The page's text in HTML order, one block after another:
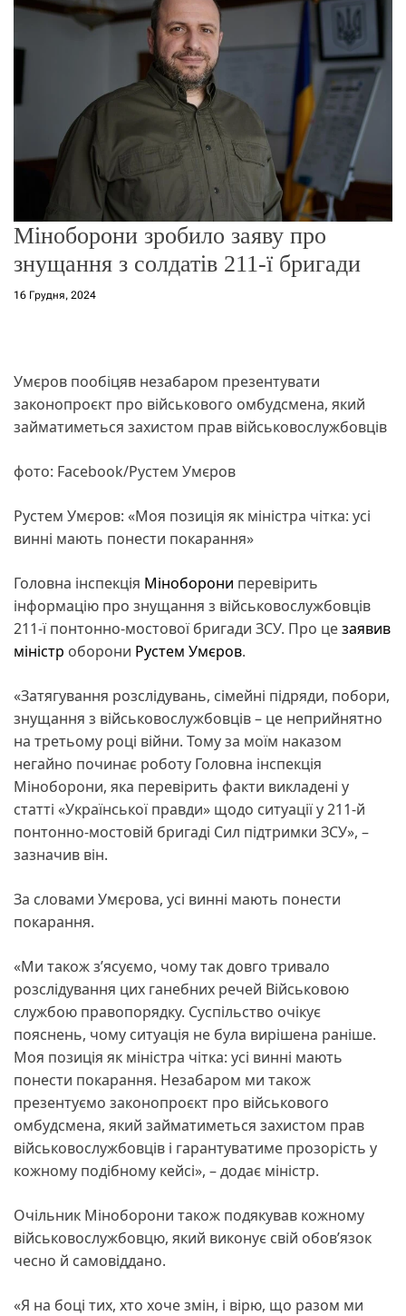
ж
и
Міноборони зробило заяву про
знущання з солдатів 211-ї бригади
16 Грудня, 2024
Умєров пообіцяв незабаром презентувати
законопроєкт про військового омбудсмена, який
займатиметься захистом прав військовослужбовців
фото: Facebook/Рустем Умєров
Рустем Умєров: «Моя позиція як міністра чітка: усі
винні мають понести покарання»
Головна інспекція Міноборони перевірить
інформацію про знущання з військовослужбовців
211-ї понтонно-мостової бригади ЗСУ. Про цезаявив
міністр оборони Рустем Умєров.
«Затягування розслідувань, сімейні підряди, побори,
знущання з військовослужбовців – це неприйнятно
на третьому році війни. Тому за моїм наказом
негайно починає роботу Головна інспекція
Міноборони, яка перевірить факти викладені у
статті «Української правди» щодо ситуації у 211-й
понтонно-мостовій бригаді Сил підтримки ЗСУ», –
зазначив він.
За словами Умєрова, усі винні мають понести
покарання.
«Ми також зʼясуємо, чому так довго тривало
розслідування цих ганебних речей Військовою
службою правопорядку. Суспільство очікує
пояснень, чому ситуація не була вирішена раніше.
Моя позиція як міністра чітка: усі винні мають
понести покарання. Незабаром ми також
презентуємо законопроєкт про військового
омбудсмена, який займатиметься захистом прав
військовослужбовців і гарантуватиме прозорість у
кожному подібному кейсі», – додає міністр.
Очільник Міноборони також подякував кожному
військовослужбовцю, який виконує свій обов’язок
чесно й самовіддано.
«Я на боці тих, хто хоче змін, і вірю, що разом ми